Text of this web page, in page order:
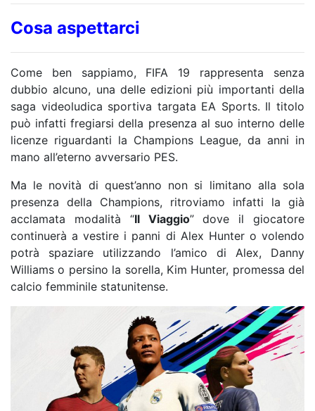
Cosa aspettarci
Come ben sappiamo, FIFA 19 rappresenta senza
dubbio alcuno, una delle edizioni più importanti della
saga videoludica sportiva targata EA Sports. Il titolo
può infatti fregiarsi della presenza al suo interno delle
licenze riguardanti la Champions League, da anni in
mano all’eterno avversario PES.
Ma le novità di quest’anno non si limitano alla sola
presenza della Champions, ritroviamo infatti la già
acclamata modalità “Il Viaggio” dove il giocatore
continuerà a vestire i panni di Alex Hunter o volendo
potrà spaziare utilizzando l’amico di Alex, Danny
Williams o persino la sorella, Kim Hunter, promessa del
calcio femminile statunitense.